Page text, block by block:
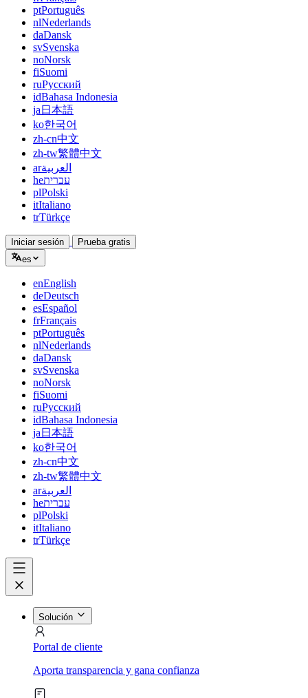
ptPortuguês
nlNederlands
daDansk
svSvenska
noNorsk
fiSuomi
ruРусский
idBahasa Indonesia
ja 日本語
ko한국어
zh-cn中文
zh-tw繁體中文
arالعربية
heעברית
plPolski
itItaliano
trTürkçe
Iniciar sesión
Prueba gratis
es
enEnglish
deDeutsch
esEspañol
frFrançais
ptPortuguês
nlNederlands
daDansk
svSvenska
noNorsk
fiSuomi
ruРусский
idBahasa Indonesia
ja 日本語
ko한국어
zh-cn中文
zh-tw繁體中文
arالعربية
heעברית
plPolski
itItaliano
trTürkçe
Solución
Portal de cliente
Aporta transparencia y gana confianza